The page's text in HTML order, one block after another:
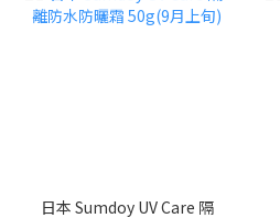
日本 Sumdoy UV Care 隔